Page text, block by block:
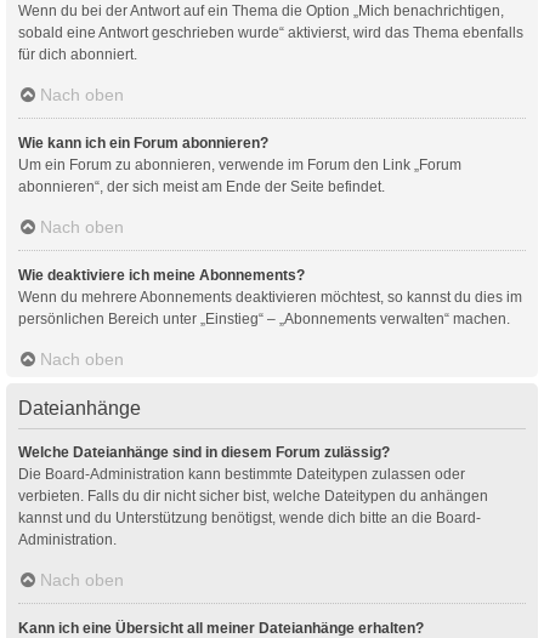
Wenn du bei der Antwort auf ein Thema die Option „Mich benachrichtigen,
sobald eine Antwort geschrieben wurde“ aktivierst, wird das Thema ebenfalls
für dich abonniert.
Nach oben
Wie kann ich ein Forum abonnieren?
Um ein Forum zu abonnieren, verwende im Forum den Link „Forum
abonnieren“, der sich meist am Ende der Seite befindet.
Nach oben
Wie deaktiviere ich meine Abonnements?
Wenn du mehrere Abonnements deaktivieren möchtest, so kannst du dies im
persönlichen Bereich unter „Einstieg“ – „Abonnements verwalten“ machen.
Nach oben
Dateianhänge
Welche Dateianhänge sind in diesem Forum zulässig?
Die Board-Administration kann bestimmte Dateitypen zulassen oder
verbieten. Falls du dir nicht sicher bist, welche Dateitypen du anhängen
kannst und du Unterstützung benötigst, wende dich bitte an die Board-
Administration.
Nach oben
Kann ich eine Übersicht all meiner Dateianhänge erhalten?